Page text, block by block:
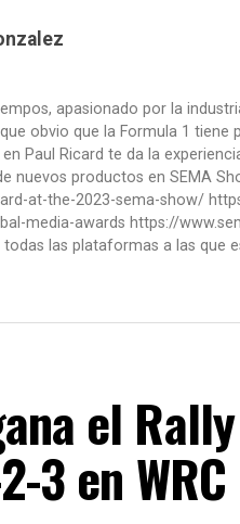
apasionado por la
obvio que la Formula 1
Paul Ricard te da la
nuevos productos en SEMA
at-the-2023-sema-show/
media-awards https://
las plataformas a las que
el
3 en WRC